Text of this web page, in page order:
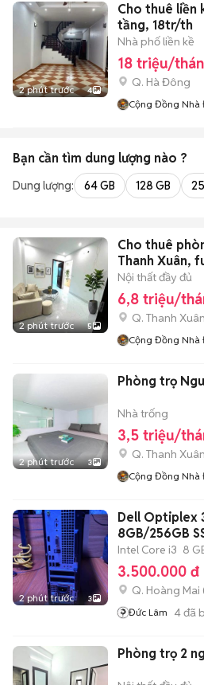
2 phút trước 4
Cho thuê liền
tầng, 18tr/th
Nhà phố liền kề
18 triệu/
Q. Hà Đông
Cộng Đồng Nhà
Bạn cần tìm dung lượng nào ?
Dung lượng: 64 GB 128 GB
2 phút trước 5
Cho thuê
Thanh Xuân,
Nội thất đầy đủ
6,8 triệu/
Q. Thanh Xuân
Cộng Đồng Nhà
2 phút trước 3
Phòng trọ
Nhà trống
3,5 triệu/
Q. Thanh Xuân
Cộng Đồng Nhà
2 phút trước 3
Dell Optiplex
8GB/256GB
Intel Core i3 8
3.500.000 đ
Q. Hoàng Mai
Đức Lâm 4đã
Phòng trọ 2